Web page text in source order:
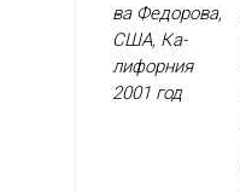
ва Фе­доро­ва,
США, Ка­
лифор­ния
2001 год